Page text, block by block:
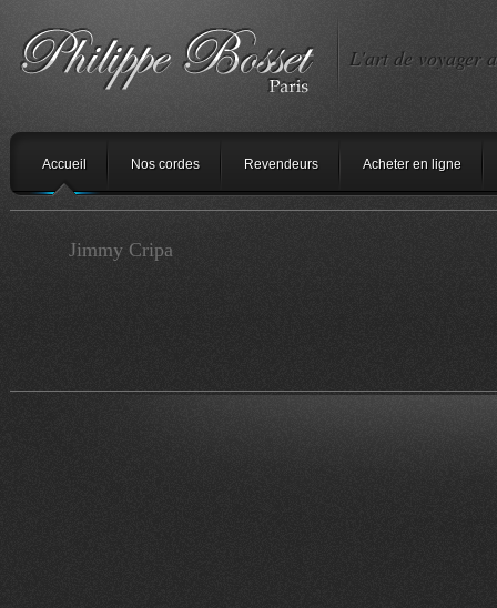
L'art de voyager
Accueil Nos cordes Revendeurs Acheter en ligne
Jimmy Cripa